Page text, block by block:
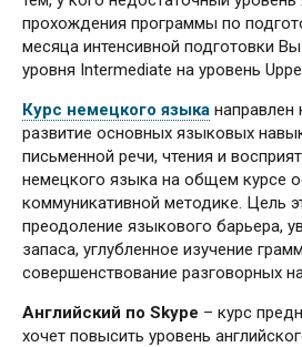
прохождения программы по
месяца интенсивной подготовки
уровня Intermediate на уровень
Курс немецкого языка направлен
развитие основных языковых
письменной речи, чтения и
немецкого языка на общем курсе
коммуникативной методике. Цель
преодоление языкового барьера,
запаса, углубленное изучение
совершенствование разговорных
Английский по Skype – курс
хочет повысить уровень